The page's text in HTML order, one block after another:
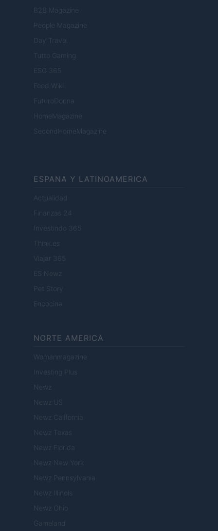
B2B Magazine
People Magazine
Day Travel
Tutto Gaming
ESG 365
Food Wiki
FuturoDonna
HomeMagazine
SecondHomeMagazine
ESPANA Y LATINOAMERICA
Actualidad
Finanzas 24
Investindo 365
Think.es
Viajar 365
ES Newz
Pet Story
Encocina
NORTE AMERICA
Womanmagazine
Investing Plus
Newz
Newz US
Newz California
Newz Texas
Newz Florida
Newz New York
Newz Pennsylvania
Newz Illinois
Newz Ohio
Gameland